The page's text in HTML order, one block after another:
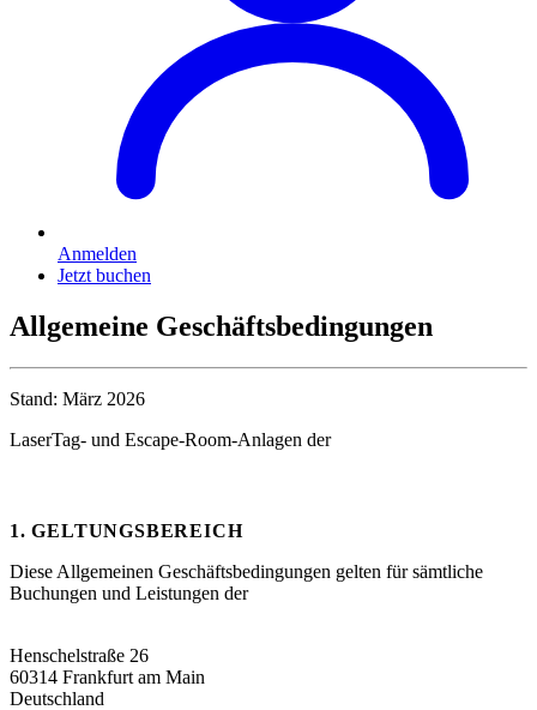
Anmelden
Jetzt buchen
Allgemeine Geschäftsbedingungen
Stand: März 2026
LaserTag- und Escape-Room-Anlagen der
1. GELTUNGSBEREICH
Diese Allgemeinen Geschäftsbedingungen gelten für sämtliche
Buchungen und Leistungen der
Henschelstraße 26
60314 Frankfurt am Main
Deutschland